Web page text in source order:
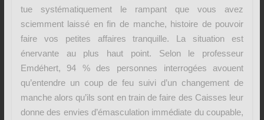
tue systématiquement le rampant que vous avez
sciemment laissé en fin de manche, histoire de pouvoir
faire vos petites affaires tranquille. La situation est
énervante au plus haut point. Selon le professeur
Emdéhert, 94 % des personnes interrogées avouent
qu’entendre un coup de feu suivi d’un changement de
manche alors qu’ils sont en train de faire des Caisses leur
donne des envies d’émasculation immédiate du coupable,